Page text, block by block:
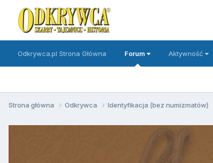
Odkrywca.pl Strona Główna Forum Aktywność
Strona główna Odkrywca Identyfikacja (bez numizmatów)